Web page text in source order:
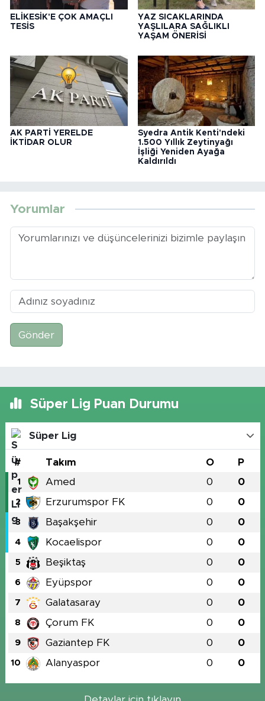
ELİKESİK'E ÇOK AMAÇLI
TESİS
YAZ SICAKLARINDA
YAŞLILARA SAĞLIKLI
YAŞAM ÖNERİSİ
AK PARTİ YERELDE
İKTİDAR OLUR
Syedra Antik Kenti'ndeki
1.500 Yıllık Zeytinyağı
İşliği Yeniden Ayağa
Kaldırıldı
Yorumlar
Gönder
Süper Lig Puan Durumu
Süper Lig
# Takım O P
1 Amed 0 0
2 Erzurumspor FK 0 0
3 Başakşehir 0 0
4 Kocaelispor 0 0
5 Beşiktaş 0 0
6 Eyüpspor 0 0
7 Galatasaray 0 0
8 Çorum FK 0 0
9 Gaziantep FK 0 0
10 Alanyaspor 0 0